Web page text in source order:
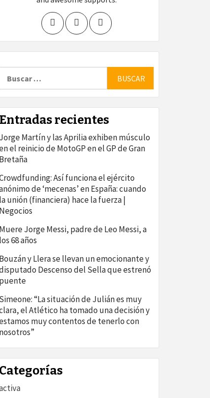
Entradas recientes
Jorge Martín y las Aprilia exhiben músculo
el reinicio de MotoGP en el GP de Gran
Bretaña
Así funciona el ejército
de ‘mecenas’ en España: cuando
la unión (financiera) hace la fuerza |
Negocios
Muere Jorge Messi, padre de Leo Messi, a
los 68 años
Bouzán y Llera se llevan un emocionante y
Descenso del Sella que estrenó
puente
Simeone: “La situación de Julián es muy
el Atlético ha tomado una decisión y
muy contentos de tenerlo con
nosotros”
Categorías